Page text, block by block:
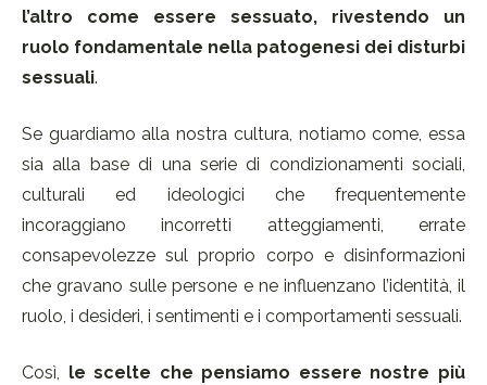
l’altro come essere sessuato, rivestendo un
ruolo fondamentale nella patogenesi dei disturbi
sessuali.
Se guardiamo alla nostra cultura, notiamo come, essa
sia alla base di una serie di condizionamenti sociali,
culturali ed ideologici che frequentemente
incoraggiano incorretti atteggiamenti, errate
consapevolezze sul proprio corpo e disinformazioni
che gravano sulle persone e ne influenzano l’identità, il
ruolo, i desideri, i sentimenti e i comportamenti sessuali.
Così, le scelte che pensiamo essere nostre più